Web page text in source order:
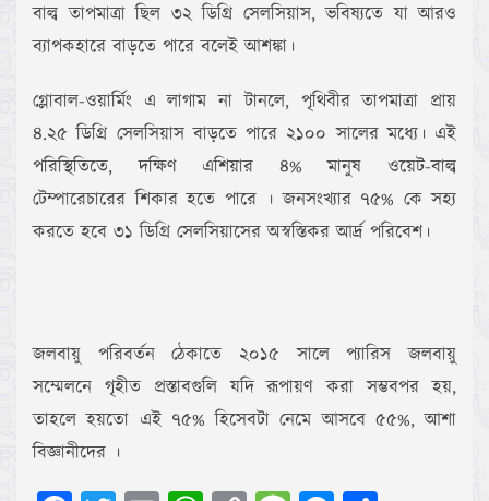
বাল্ব তাপমাত্রা ছিল ৩২ ডিগ্রি সেলসিয়াস, ভবিষ্যতে যা আরও
ব্যাপকহারে বাড়তে পারে বলেই আশঙ্কা।
গ্লোবাল-ওয়ার্মিং এ লাগাম না টানলে, পৃথিবীর তাপমাত্রা প্রায়
৪.২৫ ডিগ্রি সেলসিয়াস বাড়তে পারে ২১০০ সালের মধ্যে। এই
পরিস্থিতিতে, দক্ষিণ এশিয়ার ৪% মানুষ ওয়েট-বাল্ব
টেম্পারেচারের শিকার হতে পারে । জনসংখ্যার ৭৫% কে সহ্য
করতে হবে ৩১ ডিগ্রি সেলসিয়াসের অস্বস্তিকর আর্দ্র পরিবেশ।
জলবায়ু পরিবর্তন ঠেকাতে ২০১৫ সালে প্যারিস জলবায়ু
সম্মেলনে গৃহীত প্রস্তাবগুলি যদি রূপায়ণ করা সম্ভবপর হয়,
তাহলে হয়তো এই ৭৫% হিসেবটা নেমে আসবে ৫৫%, আশা
বিজ্ঞানীদের ।